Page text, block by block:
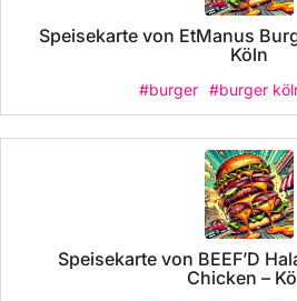
Speisekarte von EtManus
Köln
#burger #burger
Speisekarte von BEEF’D
Chicken –